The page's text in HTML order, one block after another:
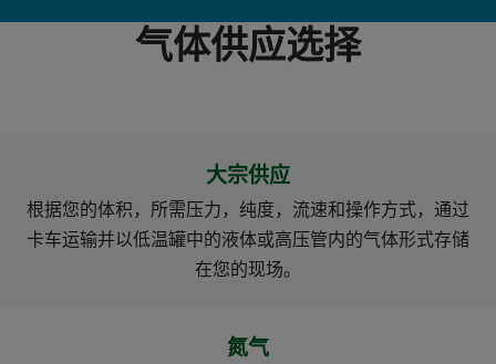
气体供应选择
大宗供应
根据您的体积，所需压力，纯度，流速和操作方式，通过
卡车运输并以低温罐中的液体或高压管内的气体形式存储
在您的现场。
氮气